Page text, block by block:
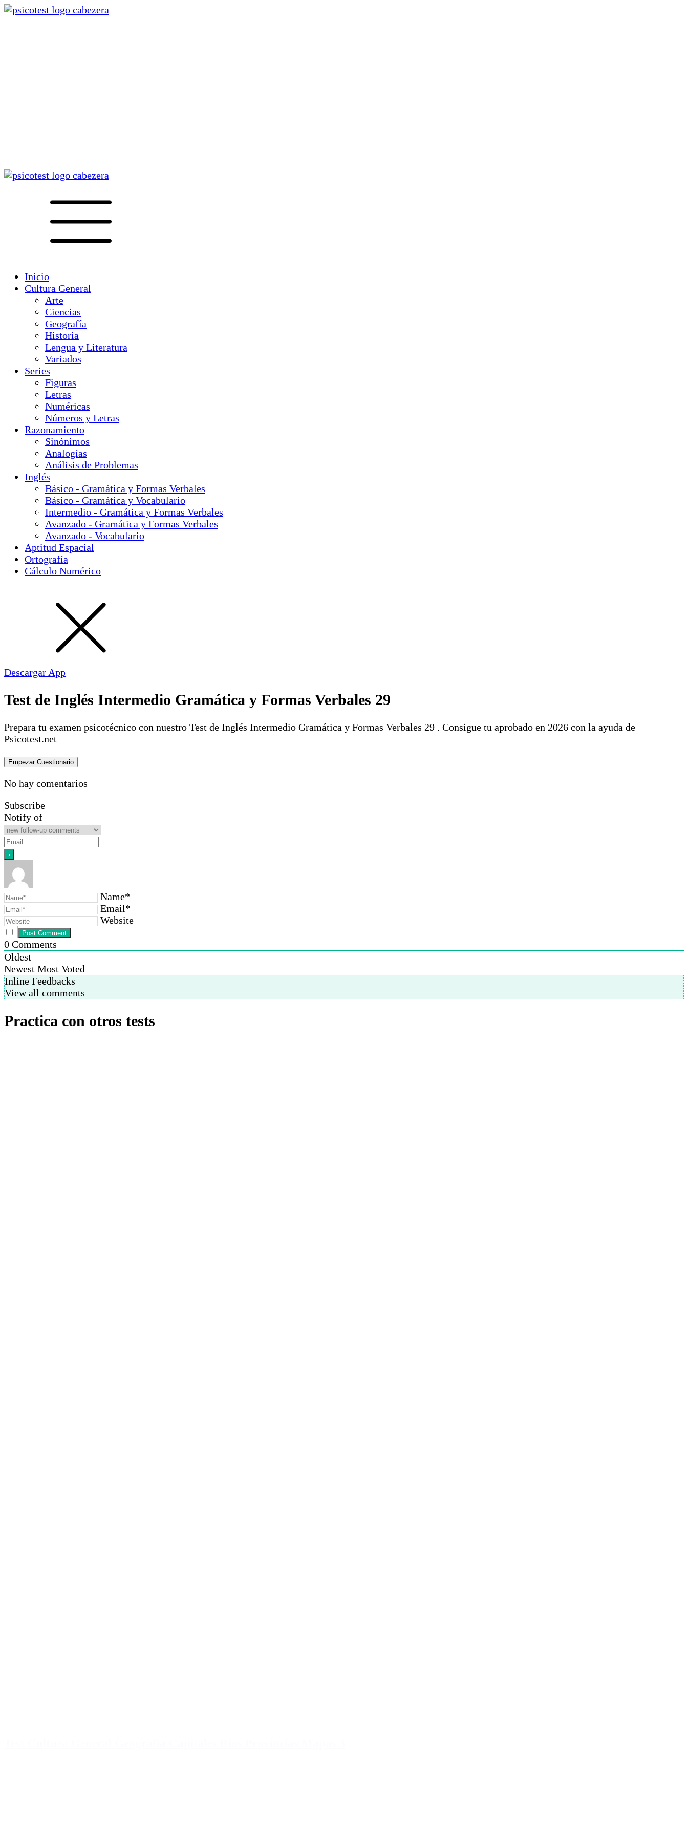
Inicio
Cultura General
Arte
Ciencias
Geografía
Historia
Lengua y Literatura
Variados
Series
Figuras
Letras
Numéricas
Números y Letras
Razonamiento
Sinónimos
Analogías
Análisis de Problemas
Inglés
Básico - Gramática y Formas Verbales
Básico - Gramática y Vocabulario
Intermedio - Gramática y Formas Verbales
Avanzado - Gramática y Formas Verbales
Avanzado - Vocabulario
Aptitud Espacial
Ortografía
Cálculo Numérico
Descargar App
Test de Inglés Intermedio Gramática y Formas Verbales 29
Prepara tu examen psicotécnico con nuestro Test de Inglés Intermedio Gramática y Formas Verbales 29 . Consigue tu aprobado en 2026 con la ayuda de
Psicotest.net
No hay comentarios
Subscribe
Notify of
Name*
Email*
Website
0 Comments
Oldest
Newest Most Voted
Inline Feedbacks
View all comments
Practica con otros tests